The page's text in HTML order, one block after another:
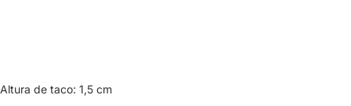
Altura de taco: 1,5 cm